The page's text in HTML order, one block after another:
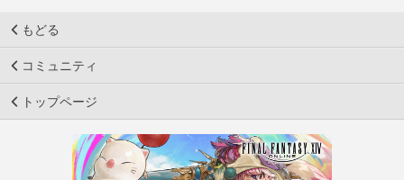
もどる
コミュニティ
トップページ